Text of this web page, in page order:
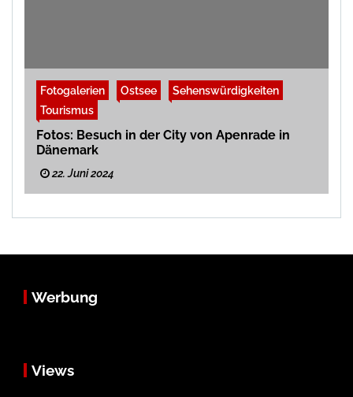
Fotogalerien Ostsee
Sehenswürdigkeiten
Tourismus
Fotos: Besuch in der City von Apenrade in
Dänemark
22. Juni 2024
Werbung
Views